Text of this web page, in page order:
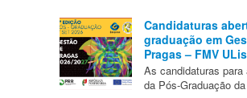
Candidaturas
graduação em
Pragas – FMV
As candidaturas para
da Pós-Graduação